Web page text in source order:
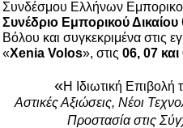
Συνδέσμου Ελλήνων
Συνέδριο Εμπορικού Δικαίου
Βόλου και συγκεκριμένα στις
«Xenia Volos», στις 06, 07
«Η Ιδιωτική Επιβολή
Αστικές Αξιώσεις, Νέοι
Προστασία στις